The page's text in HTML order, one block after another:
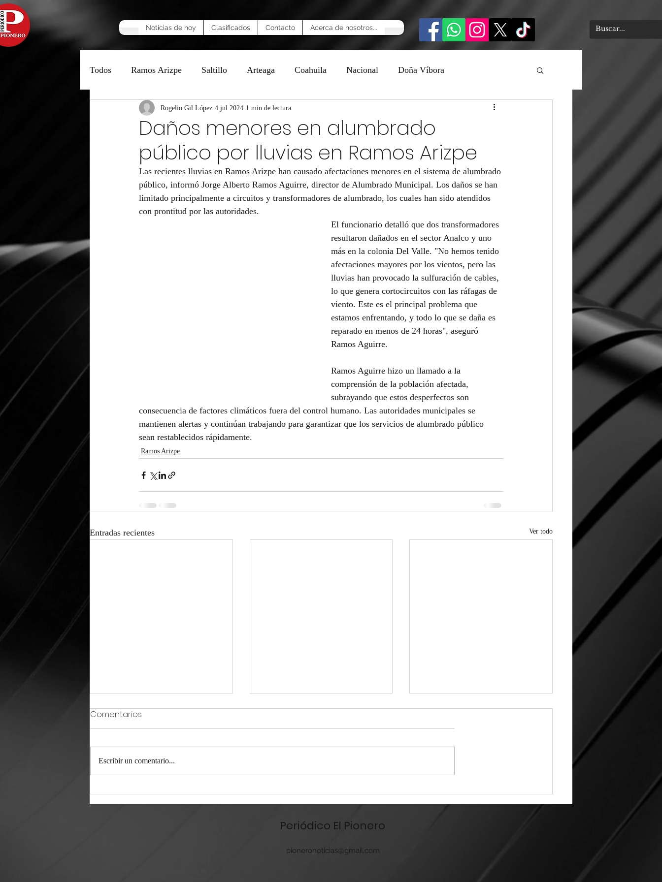
Noticias de hoy Clasificados Contacto Acerca de nosotros...
Todos Ramos Arizpe Saltillo Arteaga Coahuila Nacional Doña Víbora
Manzana Caliente Opinión
Daños menores en alumbrado
público por lluvias en Ramos Arizpe
Rogelio Gil López 4 jul 2024 1 min de lectura
Las recientes lluvias en Ramos Arizpe han causado afectaciones menores en el sistema de alumbrado
público, informó Jorge Alberto Ramos Aguirre, director de Alumbrado Municipal. Los daños se han
limitado principalmente a circuitos y transformadores de alumbrado, los cuales han sido atendidos
con prontitud por las autoridades.
El funcionario detalló que dos transformadores
resultaron dañados en el sector Analco y uno
más en la colonia Del Valle. "No hemos tenido
afectaciones mayores por los vientos, pero las
lluvias han provocado la sulfuración de cables,
lo que genera cortocircuitos con las ráfagas de
viento. Este es el principal problema que
estamos enfrentando, y todo lo que se daña es
reparado en menos de 24 horas", aseguró
Ramos Aguirre.
Ramos Aguirre hizo un llamado a la
comprensión de la población afectada,
subrayando que estos desperfectos son
consecuencia de factores climáticos fuera del control humano. Las autoridades municipales se
mantienen alertas y continúan trabajando para garantizar que los servicios de alumbrado público
sean restablecidos rápidamente.
Ramos Arizpe
Entradas recientes Ver todo
Crecen grupos de
seguridad por WhatsApp
Alertan a 80 familias por
riesgo de inundaciones
Supervisa Tomás obra
clave en Camino Real del
Comentarios
Escribir un comentario...
Periódico El Pionero
pioneronoticias@gmail.com